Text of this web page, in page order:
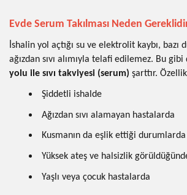
Evde Serum Takılması Neden
İshalin yol açtığı su ve elektrolit kaybı, bazı
ağızdan sıvı alımıyla telafi edilemez. Bu
yolu ile sıvı takviyesi (serum) şarttır.
Şiddetli ishalde
Ağızdan sıvı alamayan hastalarda
Kusmanın da eşlik ettiği durumlarda
Yüksek ateş ve halsizlik
Yaşlı veya çocuk hastalarda